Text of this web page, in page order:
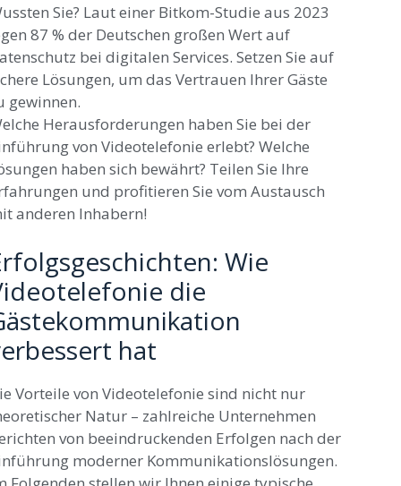
Sie? Laut einer Bitkom-Studie aus 2023
87 % der Deutschen großen Wert auf
bei digitalen Services. Setzen Sie auf
Lösungen, um das Vertrauen Ihrer Gäste
gewinnen.
Herausforderungen haben Sie bei der
von Videotelefonie erlebt? Welche
haben sich bewährt? Teilen Sie Ihre
und profitieren Sie vom Austausch
anderen Inhabern!
Wie
die
hat
Vorteile von Videotelefonie sind nicht nur
Natur – zahlreiche Unternehmen
von beeindruckenden Erfolgen nach der
moderner Kommunikationslösungen.